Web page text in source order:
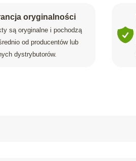
oryginalności
są oryginalne i pochodzą
od producentów lub
dystrybutorów.